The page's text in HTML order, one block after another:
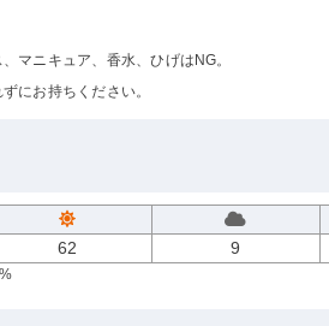
マニキュア、香水、ひげはNG。
にお持ちください。
62 9